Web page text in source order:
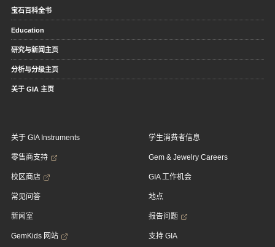
宝石百科全书
Education
研究与新闻主页
分析与分级主页
关于 GIA 主页
关于 GIA Instruments
零售商支持
校区商店
常见问答
新闻室
GemKids 网站
学生消费者信息
Gem & Jewelry Careers
GIA 工作机会
地点
报告问题
支持 GIA